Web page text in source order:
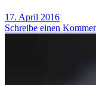
17. April 2016
Schreibe einen